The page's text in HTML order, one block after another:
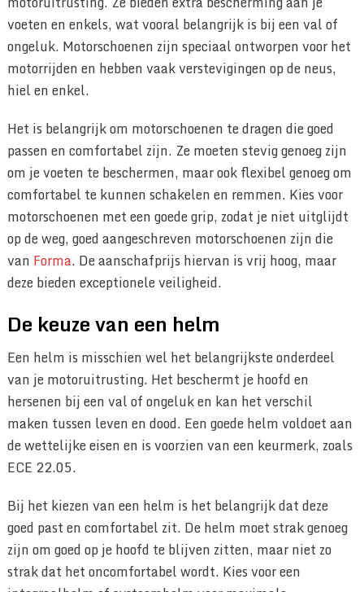
voeten en enkels, wat vooral belangrijk is bij een val of
ongeluk. Motorschoenen zijn speciaal ontworpen voor het
motorrijden en hebben vaak verstevigingen op de neus,
hiel en enkel.
Het is belangrijk om motorschoenen te dragen die goed
passen en comfortabel zijn. Ze moeten stevig genoeg zijn
om je voeten te beschermen, maar ook flexibel genoeg om
comfortabel te kunnen schakelen en remmen. Kies voor
motorschoenen met een goede grip, zodat je niet uitglijdt
op de weg, goed aangeschreven motorschoenen zijn die
van Forma. De aanschafprijs hiervan is vrij hoog, maar
deze bieden exceptionele veiligheid.
De keuze van een helm
Een helm is misschien wel het belangrijkste onderdeel
van je motoruitrusting. Het beschermt je hoofd en
hersenen bij een val of ongeluk en kan het verschil
maken tussen leven en dood. Een goede helm voldoet aan
de wettelijke eisen en is voorzien van een keurmerk, zoals
ECE 22.05.
Bij het kiezen van een helm is het belangrijk dat deze
goed past en comfortabel zit. De helm moet strak genoeg
zijn om goed op je hoofd te blijven zitten, maar niet zo
strak dat het oncomfortabel wordt. Kies voor een